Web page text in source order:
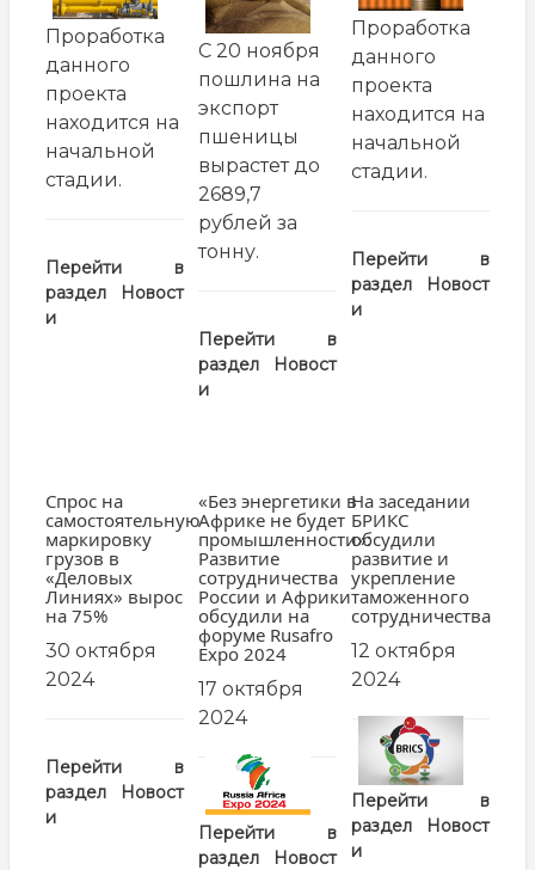
Проработка
данного
проекта
находится на
начальной
стадии.
Перейти в
раздел
Новост
и
картинка
С 20 ноября
пошлина на
экспорт
пшеницы
вырастет до
2689,7
рублей за
тонну.
Перейти в
раздел
Новост
и
Проработка
данного
проекта
находится на
начальной
стадии.
Перейти в
раздел
Новост
и
Спрос на
самостоятельную
маркировку
грузов в
«Деловых
Линиях» вырос
на 75%
30 октября
2024
Перейти в
раздел
Новост
и
«Без энергетики в
Африке не будет
промышленности»:
Развитие
сотрудничества
России и Африки
обсудили на
форуме Rusafro
Expo 2024
17 октября
2024
заглавная
картинка
Перейти в
раздел
Новост
На заседании
БРИКС
обсудили
развитие и
укрепление
таможенного
сотрудничества
12 октября
2024
заглавная
картинка
Перейти в
раздел
Новост
и